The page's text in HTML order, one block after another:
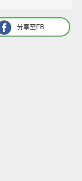
分享至FB